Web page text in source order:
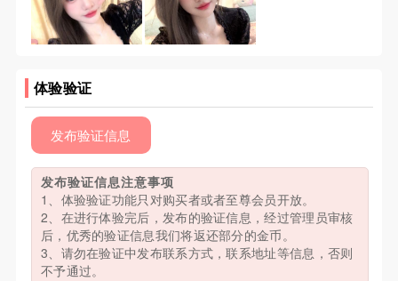
体验验证
发布验证信息
发布验证信息注意事项
1、体验验证功能只对购买者或者至尊会员开放。
2、在进行体验完后，发布的验证信息，经过管理员审核
后，优秀的验证信息我们将返还部分的金币。
3、请勿在验证中发布联系方式，联系地址等信息，否则
不予通过。